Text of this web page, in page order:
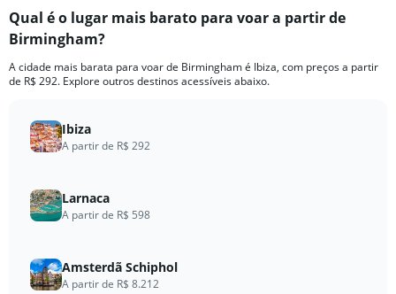
Qual é o lugar mais barato para voar a partir de
Birmingham?
A cidade mais barata para voar de Birmingham é Ibiza, com preços a partir
de R$ 292. Explore outros destinos acessíveis abaixo.
Ibiza
A partir de R$ 292
Larnaca
A partir de R$ 598
Amsterdã Schiphol
A partir de R$ 8.212